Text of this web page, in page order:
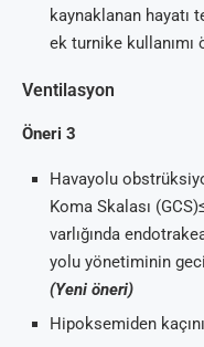
kaynaklanan hayatı
ek turnike kullanımı
Ventilasyon
Öneri 3
Havayolu
Koma Skalası
varlığında
yolu yönetiminin
(Yeni öneri)
Hipoksemiden